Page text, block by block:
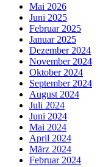
Mai 2026
Juni 2025
Februar 2025
Januar 2025
Dezember 2024
November 2024
Oktober 2024
September 2024
August 2024
Juli 2024
Juni 2024
Mai 2024
April 2024
März 2024
Februar 2024